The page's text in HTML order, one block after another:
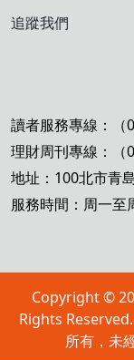
追蹤我們
讀者服務專線：（
理財周刊專線：（
地址：100北市青
服務時間：周一至
Copyright ©
Rights
所有，未